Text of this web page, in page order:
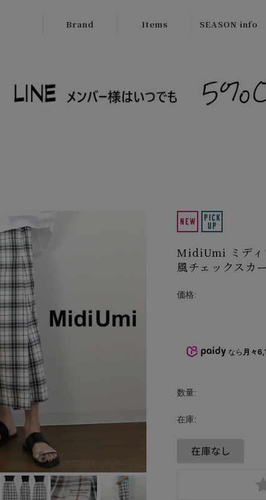
Brand
Boutique
ina
MANON
MARECHAL
MidiUmi
Items SEASON info
SALE/Outlet
MidiUmi ミディ
風チェックスカ
価格:
なら 月々
数量:
在庫: